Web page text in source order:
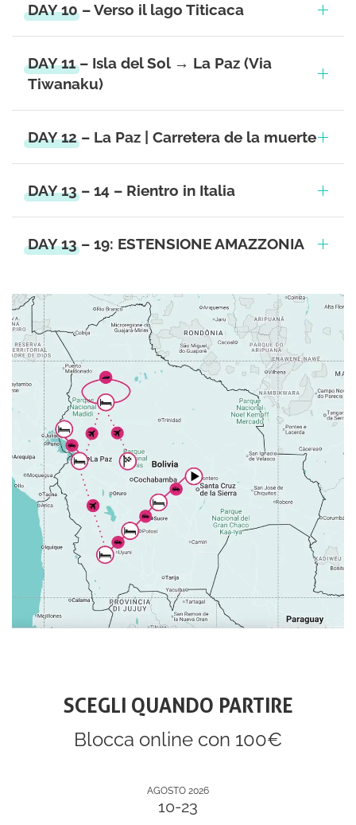
DAY 10 – Verso il lago Titicaca
DAY 11 – Isla del Sol → La Paz (Via
Tiwanaku)
DAY 12 – La Paz | Carretera de la muerte
DAY 13 – 14 – Rientro in Italia
DAY 13 – 19: ESTENSIONE AMAZZONIA
SCEGLI QUANDO PARTIRE
Blocca online con 100€
AGOSTO 2026
10-23